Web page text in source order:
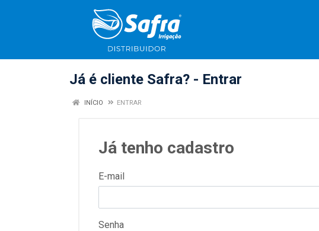
Já é cliente Safra? - Entrar
INÍCIO ENTRAR
Já tenho cadastro
E-mail
Senha